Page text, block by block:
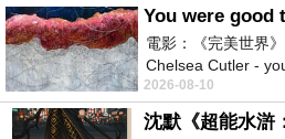
You were good
電影：《完美世界
Chelsea Cutler -
好 因
2026-08-10